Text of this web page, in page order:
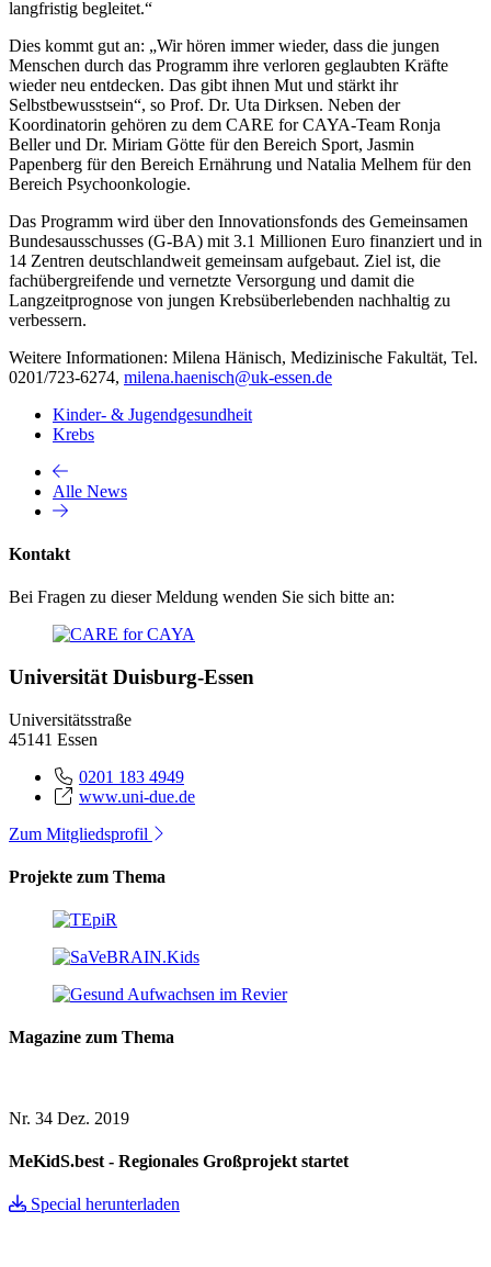
langfristig begleitet.“
Dies kommt gut an: „Wir hören immer wieder, dass die jungen
Menschen durch das Programm ihre verloren geglaubten Kräfte
wieder neu entdecken. Das gibt ihnen Mut und stärkt ihr
Selbstbewusstsein“, so Prof. Dr. Uta Dirksen. Neben der
Koordinatorin gehören zu dem CARE for CAYA-Team Ronja
Beller und Dr. Miriam Götte für den Bereich Sport, Jasmin
Papenberg für den Bereich Ernährung und Natalia Melhem für den
Bereich Psychoonkologie.
Das Programm wird über den Innovationsfonds des Gemeinsamen
Bundesausschusses (G-BA) mit 3.1 Millionen Euro finanziert und in
14 Zentren deutschlandweit gemeinsam aufgebaut. Ziel ist, die
fachübergreifende und vernetzte Versorgung und damit die
Langzeitprognose von jungen Krebsüberlebenden nachhaltig zu
verbessern.
Weitere Informationen: Milena Hänisch, Medizinische Fakultät, Tel.
0201/723-6274, milena.haenisch@uk-essen.de
Kinder- & Jugendgesundheit
Krebs
Alle News
Kontakt
Bei Fragen zu dieser Meldung wenden Sie sich bitte an:
Universität Duisburg-Essen
Universitätsstraße
45141 Essen
0201 183 4949
www.uni-due.de
Zum Mitgliedsprofil
Projekte zum Thema
Magazine zum Thema
Nr. 34 Dez. 2019
MeKidS.best - Regionales Großprojekt startet
Special herunterladen